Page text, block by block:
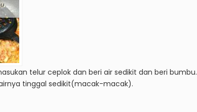
telur ceplok dan beri air sedikit dan beri bumbu.
tinggal sedikit(macak-macak).